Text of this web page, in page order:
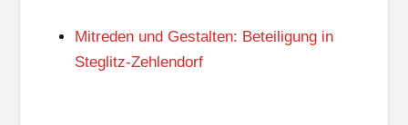
S
O
N
Mitreden und Gestalten: Beteiligung in
Steglitz-Zehlendorf